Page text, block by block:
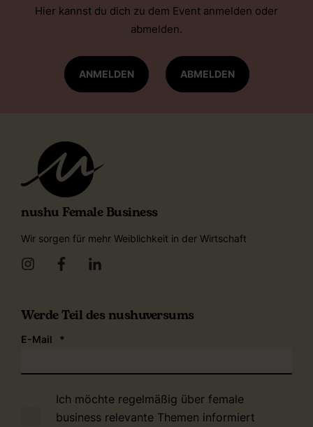
Hier kannst du dich zu dem Event anmelden oder
abmelden.
ANMELDEN ABMELDEN
nushu Female Business
Wir sorgen für mehr Weiblichkeit in der Wirtschaft
Werde Teil des nushuversums
E-Mail *
Ich möchte regelmäßig über female
business relevante Themen informiert